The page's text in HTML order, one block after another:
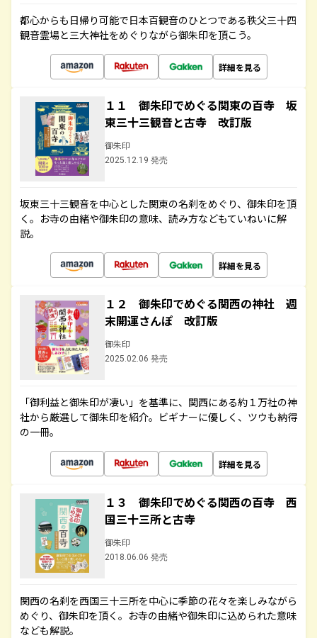
都心からも日帰り可能で日本百観音のひとつである秩父三十四
観音霊場と三大神社をめぐりながら御朱印を頂こう。
詳細を見る
１１ 御朱印でめぐる関東の百寺 坂
東三十三観音と古寺 改訂版
御朱印
2025.12.19 発売
坂東三十三観音を中心とした関東の名刹をめぐり、御朱印を頂
く。お寺の由緒や御朱印の意味、読み方などもていねいに解
説。
詳細を見る
１２ 御朱印でめぐる関西の神社 週
末開運さんぽ 改訂版
御朱印
2025.02.06 発売
「御利益と御朱印が凄い」を基準に、関西にある約１万社の神
社から厳選して御朱印を紹介。ビギナーに優しく、ツウも納得
の一冊。
詳細を見る
１３ 御朱印でめぐる関西の百寺 西
国三十三所と古寺
御朱印
2018.06.06 発売
関西の名刹を西国三十三所を中心に季節の花々を楽しみながら
めぐり、御朱印を頂く。お寺の由緒や御朱印に込められた意味
なども解説。